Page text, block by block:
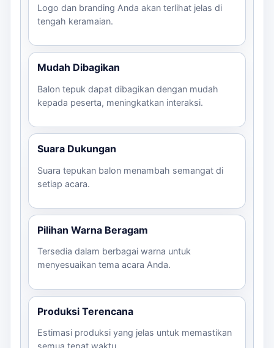
Logo dan branding Anda akan terlihat jelas di
tengah keramaian.
Mudah Dibagikan
Balon tepuk dapat dibagikan dengan mudah
kepada peserta, meningkatkan interaksi.
Suara Dukungan
Suara tepukan balon menambah semangat di
setiap acara.
Pilihan Warna Beragam
Tersedia dalam berbagai warna untuk
menyesuaikan tema acara Anda.
Produksi Terencana
Estimasi produksi yang jelas untuk memastikan